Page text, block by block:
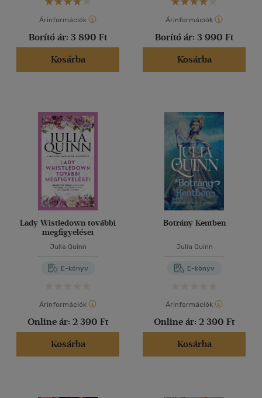
Árinformációk
Borító ár: 3 890 Ft
Kosárba
Árinformációk
Borító ár: 3 990 Ft
Kosárba
Lady Wistledown további
megfigyelései
Julia Quinn
E-könyv
Árinformációk
Online ár: 2 390 Ft
Kosárba
Botrány Kentben
Julia Quinn
E-könyv
Árinformációk
Online ár: 2 390 Ft
Kosárba